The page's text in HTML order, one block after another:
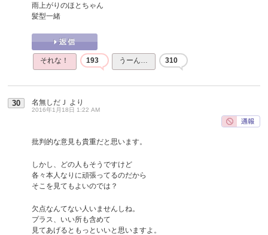
雨上がりのほとちゃん
髪型一緒
それな！ 193 うーん… 310
30 名無しだＪ より
2016年1月18日 1:22 AM
批判的な意見も貴重だと思います。
しかし、どの人もそうですけど
各々本人なりに頑張ってるのだから
そこを見てもよいのでは？
欠点なんてない人いませんしね。
プラス、いい所も含めて
見てあげるともっといいと思いますよ。